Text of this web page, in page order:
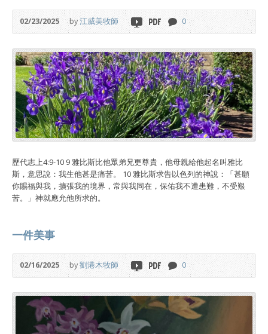
02/23/2025 by江威美牧師 0
歷代志上4:9-10 9 雅比斯比他眾弟兄更尊貴，他母親給他起名叫雅比
斯，意思說：我生他甚是痛苦。 10 雅比斯求告以色列的神說：「甚願
你賜福與我，擴張我的境界，常與我同在，保佑我不遭患難，不受艱
苦。」神就應允他所求的。
一件美事
02/16/2025 by劉港木牧師 0